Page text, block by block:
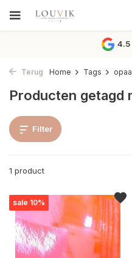
4.5
Terug Home Tags
Producten getagd
Filter
1 product
sale 10%